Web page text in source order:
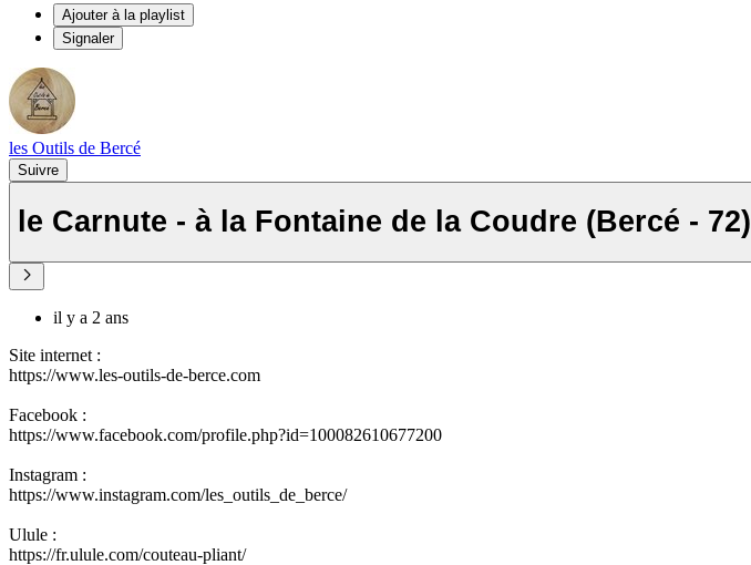
Ajouter à la playlist
Signaler
les Outils de Bercé
Suivre
le Carnute - à la Fontaine de la Coudre (Bercé - 72)
il y a 2 ans
Site internet :
https://www.les-outils-de-berce.com
Facebook :
https://www.facebook.com/profile.php?id=100082610677200
Instagram :
https://www.instagram.com/les_outils_de_berce/
Ulule :
https://fr.ulule.com/couteau-pliant/